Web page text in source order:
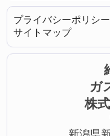
プライバシーポリシー
サイトマップ
ガ
株